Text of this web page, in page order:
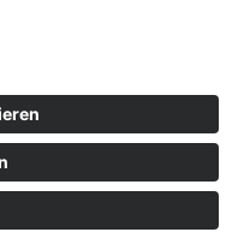
Datenschutz